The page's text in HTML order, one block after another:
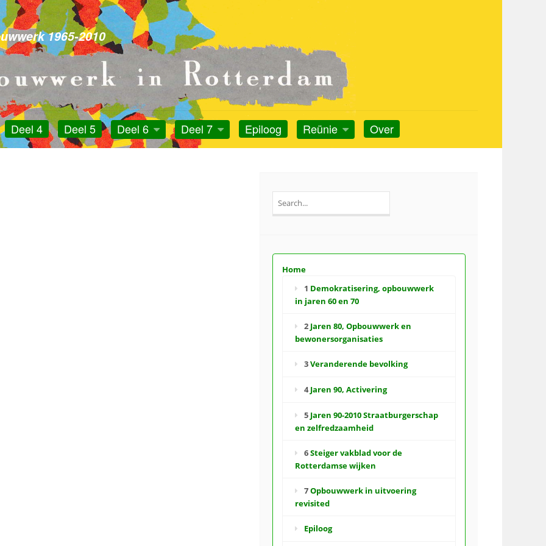
1965-2010
Deel 4 Deel 5 Deel 6 Deel 7 Epiloog Reünie Over
for:
Home
1 Demokratisering, opbouwwerk
in jaren 60 en 70
2 Jaren 80, Opbouwwerk en
bewonersorganisaties
3Veranderende bevolking
4Jaren 90, Activering
5 Jaren 90-2010 Straatburgerschap
en zelfredzaamheid
6Steiger vakblad voor de
Rotterdamse wijken
7Opbouwwerk in uitvoering
revisited
Epiloog